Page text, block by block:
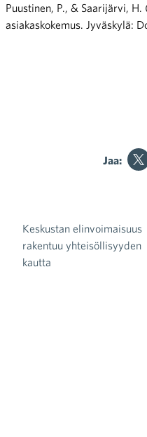
Puustinen, P., & Saarijärvi,
asiakaskokemus. Jyväskylä:
Jaa:
Artikkelien selaus
Keskustan elinvoimaisuus
rakentuu yhteisöllisyyden
kautta